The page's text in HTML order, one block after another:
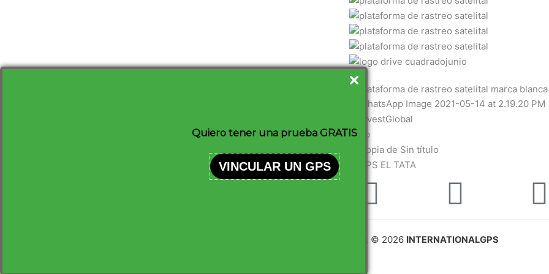
Quiero tener una prueba GRATIS
VINCULAR UN GPS
Facebook
Copyright © 2026 INTERNATIONALGPS